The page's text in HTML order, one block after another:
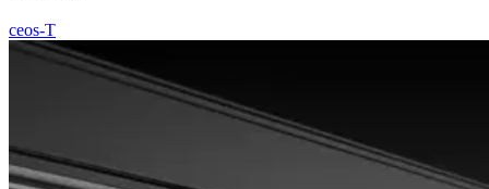
ceos-T